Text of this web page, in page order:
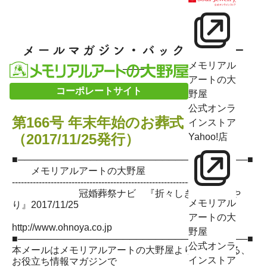
コーポレートサイト
メモリアル
アートの大
野屋
公式オンラ
インストア
Yahoo!店
メモリアル
アートの大
野屋
公式オンラ
インストア
第166号 年末年始のお葬式
（2017/11/25発行）
■───────────────────────────────────■
メモリアルアートの大野屋
--------------------------------------------------------------------------
冠婚葬祭ナビ 『折々しきたり想いや
り』2017/11/25
http://www.ohnoya.co.jp
■───────────────────────────────────■
本メールはメモリアルアートの大野屋よりお送りする、
お役立ち情報マガジンで